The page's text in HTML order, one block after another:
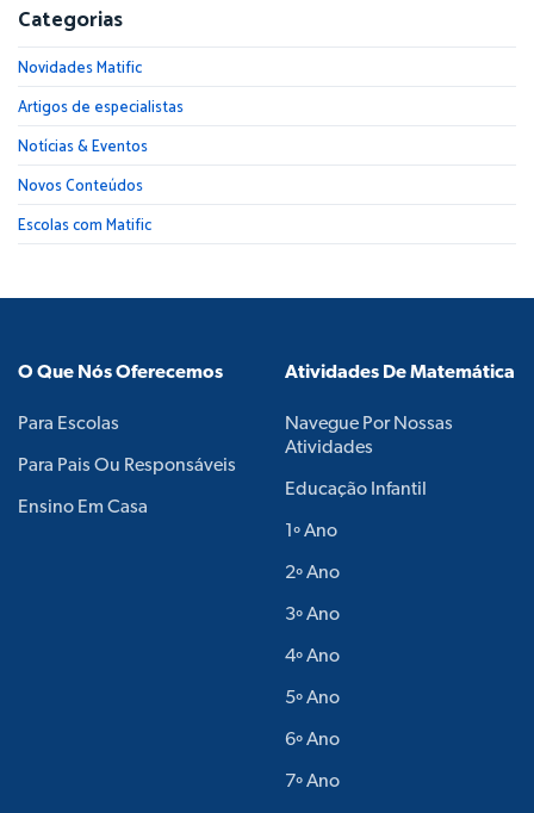
Categorias
Novidades Matific
Artigos de especialistas
Notícias & Eventos
Novos Conteúdos
Escolas com Matific
O Que Nós Oferecemos
Para Escolas
Para Pais Ou Responsáveis
Ensino Em Casa
Atividades De Matemática
Navegue Por Nossas
Atividades
Educação Infantil
1º Ano
2º Ano
3º Ano
4º Ano
5º Ano
6º Ano
7º Ano